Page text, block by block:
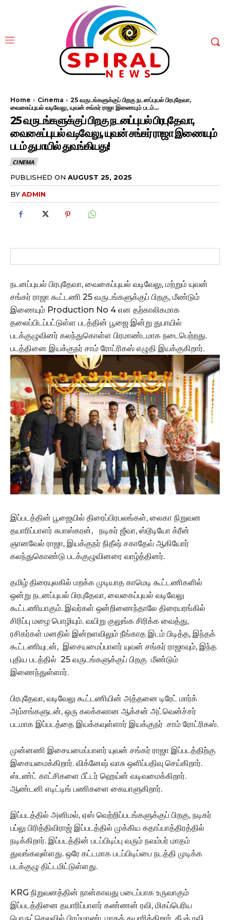
Home Cinema
25 வருடங்களுக்குப் பிறகு நடனப்புயல் பிரபுதேவா,
வைகைப்புயல் வடிவேலு, யுவன் சங்கர் ராஜா இணையும் படம்...
25 வருடங்களுக்குப் பிறகு நடனப்புயல் பிரபுதேவா,
வைகைப்புயல் வடிவேலு, யுவன் சங்கர் ராஜா இணையும்
படம் துபாயில் துவங்கியது!
CINEMA
PUBLISHED ON AUGUST 25, 2025
BYADMIN
நடனப்புயல் பிரபுதேவா, வைகைப்புயல் வடிவேலு, மற்றும் யுவன்
சங்கர் ராஜா கூட்டணி 25 வருடங்களுக்குப் பிறகு, மீண்டும்
இணையும் Production No 4 என தற்காலிகமாக
தலைப்பிடப்பட்டுள்ள படத்தின் பூஜை இன்று துபாயில்
படக்குழுவினர் கலந்துகொள்ள பிரமாண்டமாக நடைபெற்றது.
படத்தினை இயக்குநர் சாம் ரோட்ரிகஸ் எழுதி இயக்குகிறார்.
இப்படத்தின் பூஜையில் திரைப்பிரபலங்கள், லைகா நிறுவன
தயாரிப்பாளர் சுபாஸ்கரன், நடிகர் ஜீவா, ஸ்டூடியோ க்ரீன்
ஞானவேல் ராஜா, இயக்குநர் நிதீஷ் சகாதேவ் ஆகியோர்
கலந்துகொண்டு படக்குழுவினரை வாழ்த்தினர்.
தமிழ் திரையுலகில் மறக்க முடியாத காமெடி கூட்டணிகளில்
ஒன்று நடனப்புயல் பிரபுதேவா, வைகைப்புயல் வடிவேலு
கூட்டணியாகும். இவர்கள் ஒன்றிணைந்தாலே திரையரங்கில்
சிரிப்பு மழை பொழியும். வயிறு குலுங்க சிரிக்க வைத்து,
ரசிகர்கள் மனதில் இன்றளவிலும் நீங்காத இடம் பிடித்த, இந்தக்
கூட்டணியுடன், இசையமைப்பாளர் யுவன் சங்கர் ராஜாவும், இந்த
புதிய படத்தில் 25 வருடங்களுக்குப் பிறகு மீண்டும்
இணைந்துள்ளார்.
பிரபுதேவா, வடிவேலு கூட்டணியின் அத்தனை டிரேட் மார்க்
அம்சங்களுடன், ஒரு கலக்கலான ஆக்சன் அட்வென்ச்சர்
படமாக இப்படத்தை இயக்கவுள்ளார் இயக்குநர் சாம் ரோட்ரிகஸ்.
முன்னணி இசையமைப்பாளர் யுவன் சங்கர் ராஜா இப்படத்திற்கு
இசையமைக்கிறார். விக்னேஷ் வாசு ஒளிப்பதிவு செய்கிறார்.
ஸ்டண்ட் காட்சிகளை பீட்டர் ஹெய்ன் வடிவமைக்கிறார்.
ஆண்டனி எடிட்டிங் பணிகளை கையாளுகிறார்.
இப்படத்தில் அனிமல், ஏஸ் வெற்றிப்படங்களுக்குப் பிறகு, நடிகர்
பப்லு பிரித்திவிராஜ் இப்படத்தில் முக்கிய கதாப்பாத்திரத்தில்
நடிக்கிறார். இப்படத்தின் படப்பிடிப்பு வரும் நவம்பர் மாதம்
துவங்கவுள்ளது. ஒரே கட்டமாக படப்பிடிப்பை நடத்தி முடிக்க
படக்குழு திட்டமிட்டுள்ளது.
KRG நிறுவனத்தின் நான்காவது படைப்பாக உருவாகும்
இப்படத்தினை தயாரிப்பாளர் கண்ணன் ரவி, மிகப்பெரிய